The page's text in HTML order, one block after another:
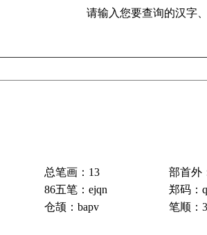
请输入您要查询的汉字
总笔画：13
部首外
86五笔：ejqn
郑码：
仓颉：bapv
笔顺：